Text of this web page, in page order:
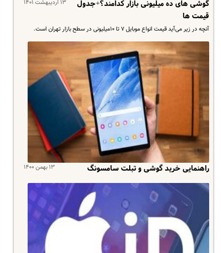
۱۳ اردیبهشت ۱۴۰۱
گوشی های ده میلیونی بازار کدامند؟+جدول
قیمت ها
آنچه در زیر می‌آید قیمت انواع موبایل ۷ تا ۱۰میلیونی در سطح بازار تهران است.
۱۳ بهمن ۱۴۰۰ راهنمایی خرید گوشی و تبلت سامسونگ